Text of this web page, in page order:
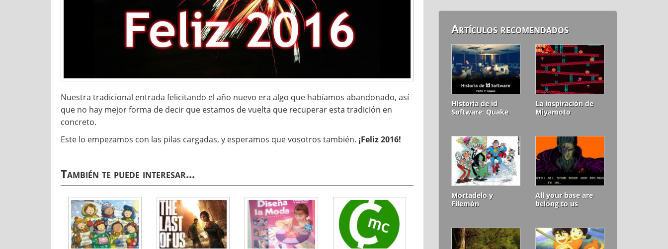
Nuestra tradicional entrada felicitando el año nuevo era algo que habíamos abandonado, así
que no hay mejor forma de decir que estamos de vuelta que recuperar esta tradición en
concreto.
Este lo empezamos con las pilas cargadas, y esperamos que vosotros también. ¡Feliz 2016!
También te puede interesar...
Artículos recomendados
Historia de id
Software: Quake
La inspiración de
Miyamoto
Mortadelo y
Filemón
All your base are
belong to us